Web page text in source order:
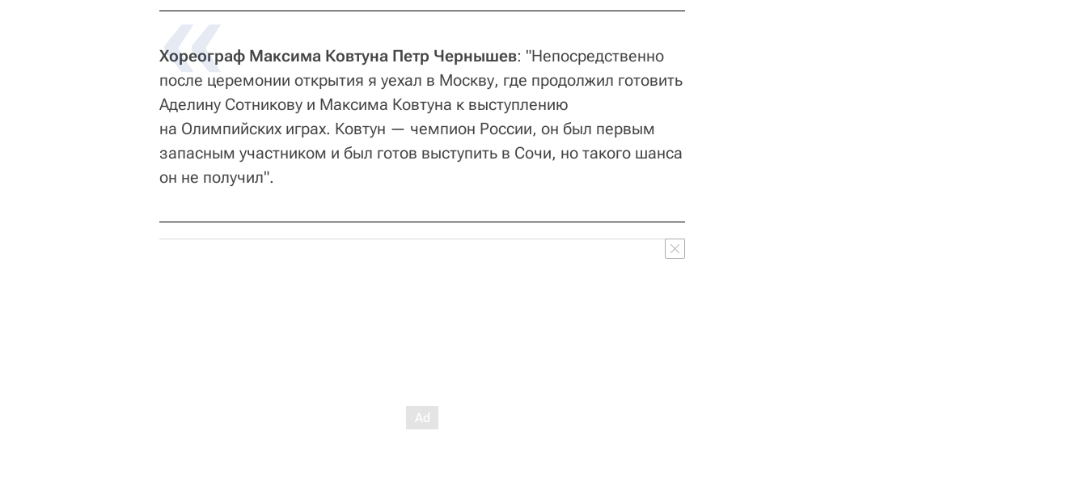
Хореограф Максима Ковтуна Петр Чернышев: "Непосредственно
после церемонии открытия я уехал в Москву, где продолжил готовить
Аделину Сотникову и Максима Ковтуна к выступлению
на Олимпийских играх. Ковтун — чемпион России, он был первым
запасным участником и был готов выступить в Сочи, но такого шанса
он не получил".